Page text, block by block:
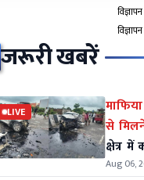
विज्ञापन
विज्ञापन
जरूरी खबरें
LIVE
क्षेत्र
Aug 06,